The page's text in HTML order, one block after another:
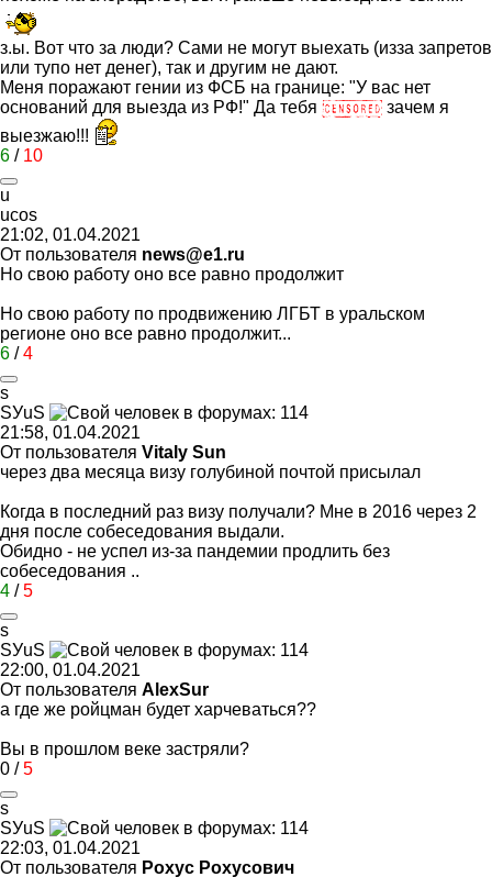
з.ы. Вот что за люди? Сами не могут выехать (изза запретов
или тупо нет денег), так и другим не дают.
Меня поражают гении из ФСБ на границе: "У вас нет
оснований для выезда из РФ!" Да тебя
зачем я
выезжаю!!!
6 / 10
u
ucos
21:02, 01.04.2021
От пользователя news@e1.ru
Но свою работу оно все равно продолжит
Но свою работу по продвижению ЛГБТ в уральском
регионе оно все равно продолжит...
6 /4
s
SУuS
21:58, 01.04.2021
От пользователя Vitaly Sun
через два месяца визу голубиной почтой присылал
Когда в последний раз визу получали? Мне в 2016 через 2
дня после собеседования выдали.
Обидно - не успел из-за пандемии продлить без
собеседования ..
4 /5
s
SУuS
22:00, 01.04.2021
От пользователя AlexSur
а где же ройцман будет харчеваться??
Вы в прошлом веке застряли?
0 /5
s
SУuS
22:03, 01.04.2021
От пользователя Рохус Рохусович